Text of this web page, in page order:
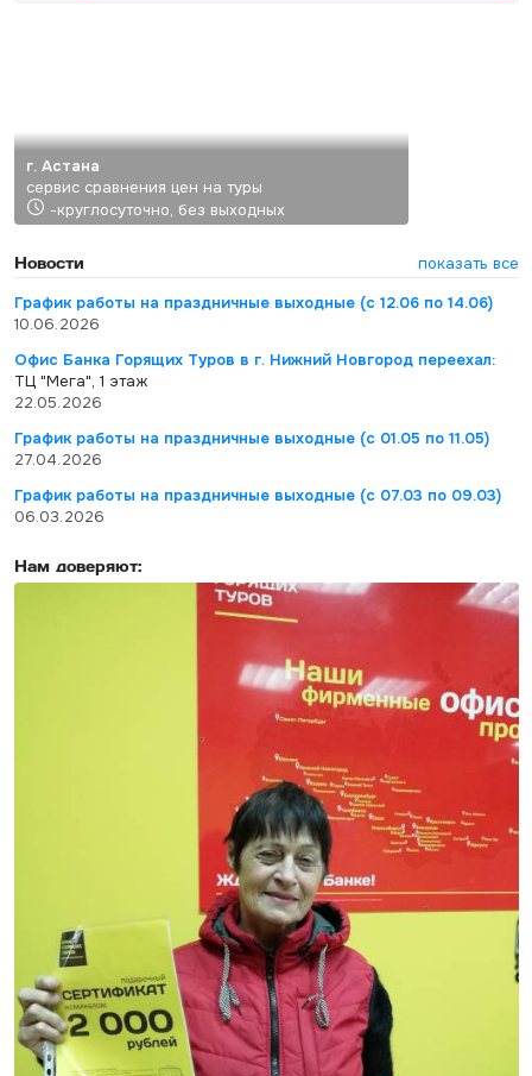
г. Астана
сервис сравнения цен на туры
-круглосуточно, без выходных
Новости
показать все
График работы на праздничные выходные (с 12.06 по 14.06)
10.06.2026
Офис Банка Горящих Туров в г. Нижний Новгород переехал:
ТЦ "Мега", 1 этаж
22.05.2026
График работы на праздничные выходные (с 01.05 по 11.05)
27.04.2026
График работы на праздничные выходные (с 07.03 по 09.03)
06.03.2026
Нам доверяют: